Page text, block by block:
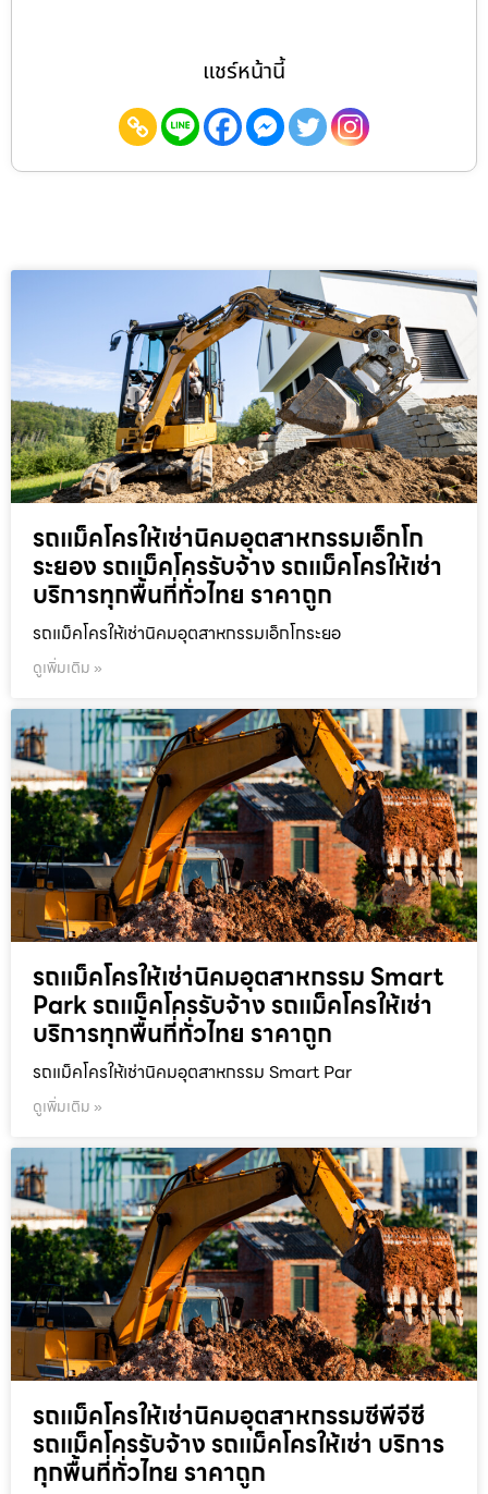
แชร์หน้านี้
รถแม็คโครให้เช่านิคมอุตสาหกรรมเอ็กโก
ระยอง รถแม็คโครรับจ้าง รถแม็คโครให้เช่า
บริการทุกพื้นที่ทั่วไทย ราคาถูก
รถแม็คโครให้เช่านิคมอุตสาหกรรมเอ็กโกระยอ
ดูเพิ่มเติม »
รถแม็คโครให้เช่านิคมอุตสาหกรรม Smart
Park รถแม็คโครรับจ้าง รถแม็คโครให้เช่า
บริการทุกพื้นที่ทั่วไทย ราคาถูก
รถแม็คโครให้เช่านิคมอุตสาหกรรม Smart Par
ดูเพิ่มเติม »
รถแม็คโครให้เช่านิคมอุตสาหกรรมซีพีจีซี
รถแม็คโครรับจ้าง รถแม็คโครให้เช่า บริการ
ทุกพื้นที่ทั่วไทย ราคาถูก